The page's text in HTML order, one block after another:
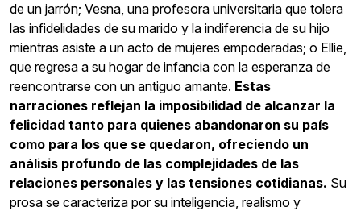
de un jarrón; Vesna, una profesora universitaria que tolera
las infidelidades de su marido y la indiferencia de su hijo
mientras asiste a un acto de mujeres empoderadas; o Ellie,
que regresa a su hogar de infancia con la esperanza de
reencontrarse con un antiguo amante. Estas
narraciones reflejan la imposibilidad de alcanzar la
felicidad tanto para quienes abandonaron su país
como para los que se quedaron, ofreciendo un
análisis profundo de las complejidades de las
relaciones personales y las tensiones cotidianas. ​Su
prosa se caracteriza por su inteligencia, realismo y